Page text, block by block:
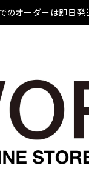
のオーダーは即日発